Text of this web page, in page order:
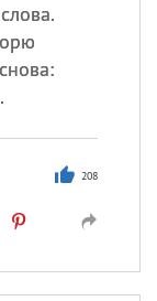
208